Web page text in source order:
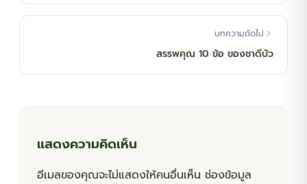
บทความถัดไป
สรรพคุณ 10 ข้อ ของชาดีบัว
แสดงความคิดเห็น
อีเมลของคุณจะไม่แสดงให้คนอื่นเห็น ช่องข้อมูล